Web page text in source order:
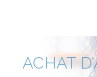
ACHAT